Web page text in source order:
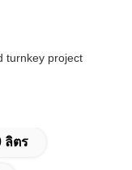
turnkey project
ลิตร